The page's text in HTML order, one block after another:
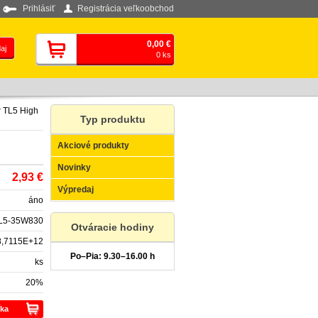
Prihlásiť Registrácia veľkoobchod
0,00 €
0 ks
TL5 High
2,93 €
áno
35W830
ks
20%
Typ produktu
Akciové produkty
Novinky
Výpredaj
Otváracie hodiny
Po–Pia: 9.30–16.00 h